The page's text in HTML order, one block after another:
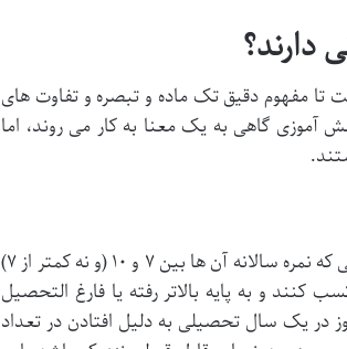
تا مفهوم دقیق تک ماده و تبصره و تفاوت های
آموزی گاهی به یک معنا به کار می روند، اما
تک ماده فرصتی است که به دانش آموزان اجازه می دهد در دروسی که نمره سالانه آن ها بین ۷ و ۱۰ (و نه کمتر از ۷)
کنند و به پایه بالاتر رفته یا فارغ التحصیل
در یک سال تحصیلی به دلیل افتادن در تعداد